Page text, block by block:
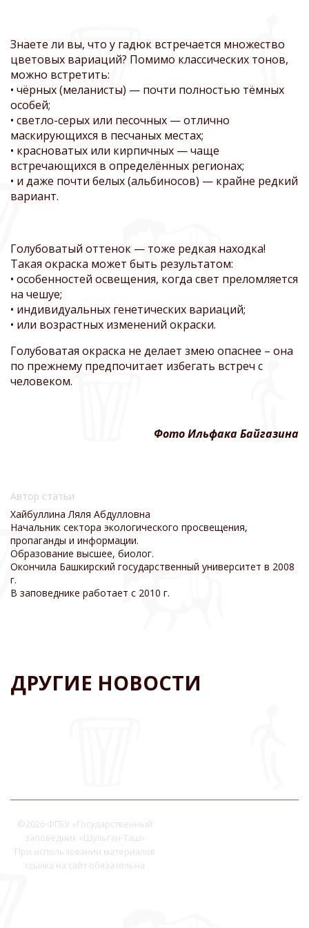
Знаете ли вы, что у гадюк встречается множество
цветовых вариаций? Помимо классических тонов,
можно встретить:
• чёрных (меланисты) — почти полностью тёмных
особей;
• светло-серых или песочных — отлично
маскирующихся в песчаных местах;
• красноватых или кирпичных — чаще
встречающихся в определённых регионах;
• и даже почти белых (альбиносов) — крайне редкий
вариант.
Голубоватый оттенок — тоже редкая находка!
Такая окраска может быть результатом:
• особенностей освещения, когда свет преломляется
на чешуе;
• индивидуальных генетических вариаций;
• или возрастных изменений окраски.
Голубоватая окраска не делает змею опаснее – она
по прежнему предпочитает избегать встреч с
человеком.
Фото Ильфака Байгазина
Автор статьи
Хайбуллина Ляля Абдулловна
Начальник сектора экологического просвещения,
пропаганды и информации.
Образование высшее, биолог.
Окончила Башкирский государственный университет в 2008
г.
В заповеднике работает с 2010 г.
ДРУГИЕ НОВОСТИ
©2026 ФГБУ «Государственный
заповедник «Шульган-Таш»
При использовании материалов
ссылка на сайт обязательна